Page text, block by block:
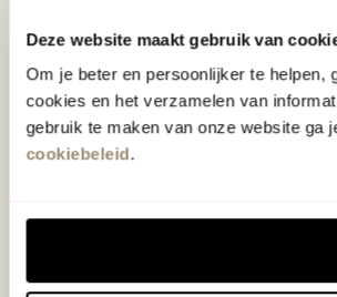
Deze website maakt gebruik van
Om je beter en persoonlijker te helpen,
cookies en het verzamelen van
gebruik te maken van onze website ga
cookiebeleid.
hebben met liefde de
slaap- en designcollecties
samengesteld met de
klassiekers en de nieuwste
Bekijk onze
bereken je route.